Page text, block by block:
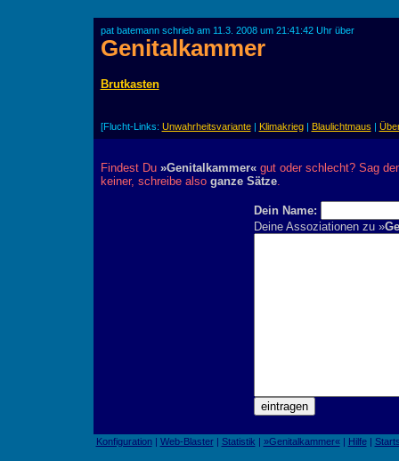
pat batemann schrieb am 11.3. 2008 um 21:41:42 Uhr über
Genitalkammer
Brutkasten
[Flucht-Links: Unwahrheitsvariante| Klimakrieg| Blaulichtmaus |
Findest Du »Genitalkammer«gut oder schlecht? Sag
keiner, schreibe also ganze Sätze.
Dein Name:
Deine Assoziationen zu »
Konfiguration| Web-Blaster| Statistik | »Genitalkammer«| Hilfe|